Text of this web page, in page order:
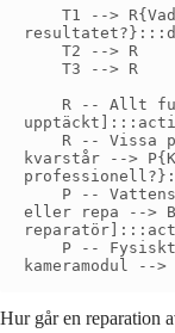
T1 -->
    T2 --> R
    T3 --> R
R -- Allt
R -- Vissa
kvarstår -->
P --
eller repa -->
P --
Hur går en reparation